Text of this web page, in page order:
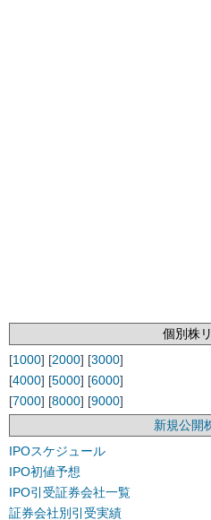
個別株
[1000] [2000] [3000]
[4000] [5000] [6000]
[7000] [8000] [9000]
新規公開
IPOスケジュール
IPO初値予想
IPO引受証券会社一覧
証券会社別引受実績